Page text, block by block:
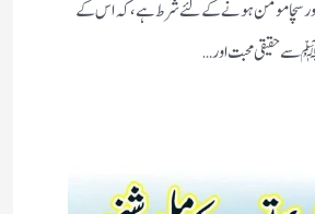
سچا مومن ہونے کے لئے شرط ہے ، کہ اس کے
حقیقی محبت اور…